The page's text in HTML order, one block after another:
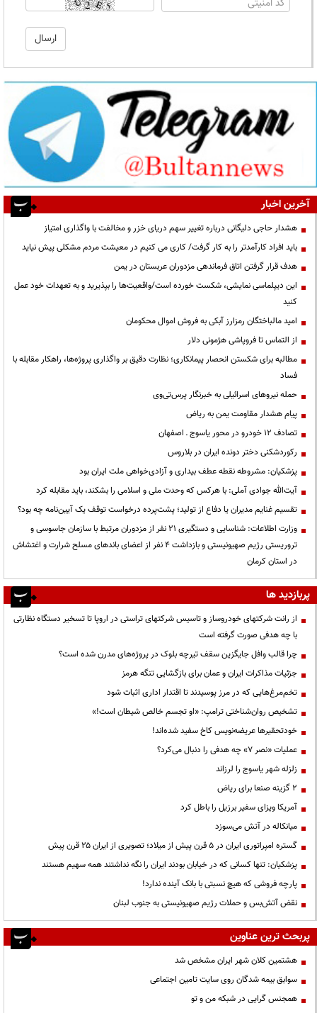
آخرین اخبار
هشدار حاجی دلیگانی درباره تغییر سهم دریای خزر و مخالفت با واگذاری امتیاز
باید افراد کارآمدتر را به کار گرفت/ کاری می کنیم در معیشت مردم مشکلی پیش نیاید
هدف قرار گرفتن اتاق‌ فرماندهی مزدوران عربستان در یمن
این دیپلماسی نمایشی، شکست خورده است/واقعیت‌ها را بپذیرید و به تعهدات خود عمل
کنید
امید مالباختگان رمزارز آبکی به فروش اموال محکومان
از التماس تا فروپاشی هژمونی دلار
مطالبه برای شکستن انحصار پیمانکاری؛ نظارت دقیق بر واگذاری پروژه‌ها، راهکار مقابله با
فساد
حمله نیروهای اسرائیلی به خبرنگار پرس‌تی‌وی
پیام هشدار مقاومت یمن به ریاض
تصادف ۱۲ خودرو در محور یاسوج ـ اصفهان
رکوردشکنی دختر دونده ایران در بلاروس
پزشکیان: مشروطه نقطه عطف بیداری و آزادی‌خواهی ملت ایران بود
آیت‌الله جوادی آملی: با هرکس که وحدت ملی و اسلامی را بشکند، باید مقابله کرد
تقسیم غنایم مدیران یا دفاع از تولید؛ پشت‌پرده درخواست توقف یک آیین‌نامه چه بود؟
وزارت اطلاعات: شناسایی و دستگیری ۲۱ نفر از مزدوران مرتبط با سازمان جاسوسی و
تروریستی رژیم صهیونیستی و بازداشت ۴ نفر از اعضای باندهای مسلح شرارت و اغتشاش
در استان کرمان
پربازدید ها
از رانت‌ شرکتهای خودروساز و تاسیس شرکتهای تراستی در اروپا تا تسخیر دستگاه نظارتی
با چه هدفی صورت گرفته است
چرا قالب وافل جایگزین سقف تیرچه بلوک در پروژه‌های مدرن شده است؟
جزئیات مذاکرات ایران و عمان برای بازگشایی تنگه هرمز
تخم‌مرغ‌هایی که در مرز پوسیدند تا اقتدار اداری اثبات شود
تشخیص روان‌شناختی ترامپ: «او تجسم خالص شیطان است!»
خودتحقیرها عریضه‌نویس کاخ سفید شده‌اند!
عملیات «نصر ۷» چه هدفی را دنبال می‌کرد؟
زلزله شهر یاسوج را لرزاند
۲ گزینه صنعا برای ریاض
آمریکا ویزای سفیر برزیل را باطل کرد
میانکاله در آتش می‌سوزد
گستره امپراتوری ایران در ۵ قرن پیش از میلاد؛ تصویری از ایران ۲۵ قرن پیش
پزشکیان: تنها کسانی که در خیابان بودند ایران را نگه نداشتند همه سهیم هستند
پارچه فروشی که هیچ نسبتی با بانک آینده ندارد!
نقض آتش‌بس و حملات رژیم صهیونیستی به جنوب لبنان
پربحث ترین عناوین
هشتمین کلان شهر ایران مشخص شد
سوابق بیمه شدگان روی سایت تامین اجتماعی
همجنس گرایی در شبکه من و تو